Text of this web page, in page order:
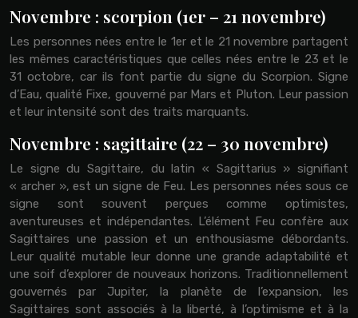
Novembre : scorpion (1er – 21 novembre)
Les personnes nées entre le 1er et le 21 novembre partagent
les mêmes caractéristiques que celles nées entre le 23 et le
31 octobre, car ils font partie du signe du Scorpion. Signe
d’Eau, qualité Fixe, gouverné par Mars et Pluton. Leur passion
et leur intensité sont des traits marquants.
Novembre : sagittaire (22 – 30 novembre)
Le signe du Sagittaire, du latin « Sagittarius » signifiant
« archer », est un signe de Feu. Les personnes nées sous ce
signe sont souvent perçues comme optimistes,
aventureuses et indépendantes. L’élément Feu confère aux
Sagittaires une passion et un enthousiasme débordants.
Leur qualité mutable leur donne une grande adaptabilité et
une soif d’explorer de nouveaux horizons. Traditionnellement
gouvernés par Jupiter, la planète de l’expansion, les
Sagittaires sont associés à la liberté, à l’optimisme et à la